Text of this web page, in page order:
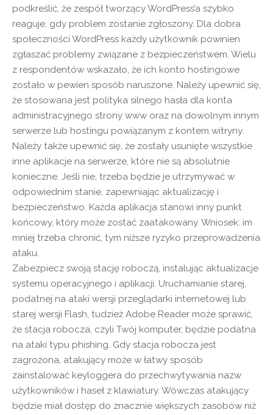
podkreślić, że zespół tworzący WordPress’a szybko
reaguje, gdy problem zostanie zgłoszony. Dla dobra
społeczności WordPress każdy użytkownik powinien
zgłaszać problemy związane z bezpieczeństwem. Wielu
z respondentów wskazało, że ich konto hostingowe
zostało w pewien sposób naruszone. Należy upewnić się,
że stosowana jest polityka silnego hasła dla konta
administracyjnego strony www oraz na dowolnym innym
serwerze lub hostingu powiązanym z kontem witryny.
Należy także upewnić się, że zostały usunięte wszystkie
inne aplikacje na serwerze, które nie są absolutnie
konieczne. Jeśli nie, trzeba będzie je utrzymywać w
odpowiednim stanie, zapewniając aktualizację i
bezpieczeństwo. Każda aplikacja stanowi inny punkt
końcowy, który może zostać zaatakowany. Wniosek: im
mniej trzeba chronić, tym niższe ryzyko przeprowadzenia
ataku.
Zabezpiecz swoją stację roboczą, instalując aktualizacje
systemu operacyjnego i aplikacji. Uruchamianie starej,
podatnej na ataki wersji przeglądarki internetowej lub
starej wersji Flash, tudzież Adobe Reader może sprawić,
że stacja robocza, czyli Twój komputer, będzie podatna
na ataki typu phishing. Gdy stacja robocza jest
zagrożona, atakujący może w łatwy sposób
zainstalować keyloggera do przechwytywania nazw
użytkowników i haseł z klawiatury. Wówczas atakujący
będzie miał dostęp do znacznie większych zasobów niż